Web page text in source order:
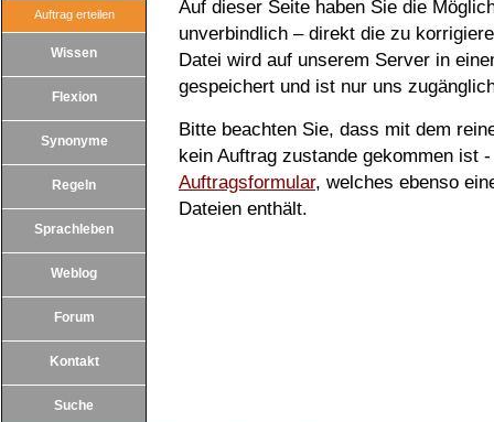
Auftrag erteilen
Wissen
Flexion
Synonyme
Regeln
Sprachleben
Weblog
Forum
Kontakt
Suche
Auf dieser Seite haben Sie die
unverbindlich – direkt die zu
Datei wird auf unserem Server in
gespeichert und ist nur uns
Bitte beachten Sie, dass mit dem
kein Auftrag zustande gekommen ist
Auftragsformular, welches ebenso
Dateien enthält.